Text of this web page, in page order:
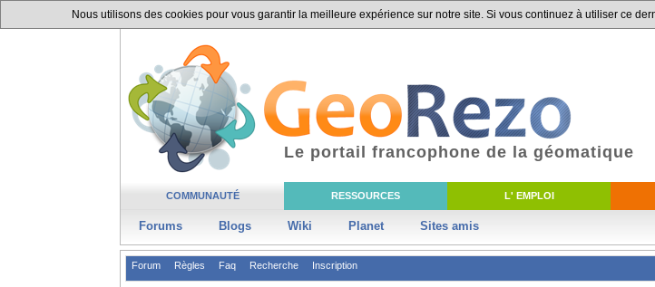
Nous utilisons des cookies pour vous garantir la meilleure expérience sur notre site. Si vous continuez à utiliser ce
COMMUNAUTÉ RESSOURCES L' EMPLOI
Forums Blogs Wiki Planet Sites amis
Le portail francophone de la géomatique
Forum Règles Faq Recherche Inscription